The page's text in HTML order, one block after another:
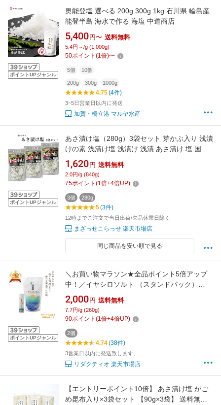
ポイントUPジャンル
奥能登塩 選べる 200g 300g 1kg 石川県 輪島産
能登半島 海水で作る 海塩 中道商店
5,400 円〜 送料無料
5.4円～/g (1,000g)
50ポイント (1倍)〜
5個 10個
200g 300g 1000g
4.75(4件)
3~5日営業日以内に発送
加賀・橋立港 マルヤ水産
ポイントUPジャンル
あさ漬け塩（280g）3袋セット 芽かぶ入り 浅漬
けの素 浅漬け塩 浅漬け 浅漬 あさ漬け 塩 国産
国産焼塩 調理塩 しお 天ぷら 肉料理 焼魚 おに
ぎり だし塩 塩 しお めかぶ 芽かぶ 唐辛子 調味
料 馬場音一商店 郡山銘販
1,620 円 送料無料
2.0円/g (840g)
75ポイント (1倍+4倍UP)
3個 280g
5(3件)
12時までご注文で当日出荷/欠品休業日除く
まざっせこらっせ 楽天市場店
同じ商品を安い順で見る
ポイントUPジャンル
＼お買い物マラソン★全品ポイント5倍アップ
中！／イヤシロソルト （スタンドパック）
240g ポケットイヤシロソルト 20g セット 国産
竹塩 還元力 ミニボトル 還元塩 食塩 天然塩 携
帯用 竹炭 調味料 おにぎり アトピー 歯磨き ミ
2,000 円 送料無料
7.7円/g (260g)
90ポイント (1倍+4倍UP)
2個
4.74(38件)
3営業日以内に発送致します。
リダクティオ 楽天市場店
【エントリーポイント10倍】 あさ漬け塩 がご
め昆布入り×3袋セット 【90g×3袋】 送料無料